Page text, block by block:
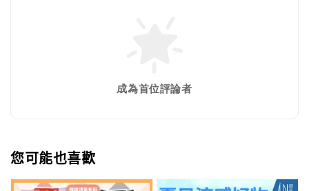
成為首位評論者
您可能也喜歡